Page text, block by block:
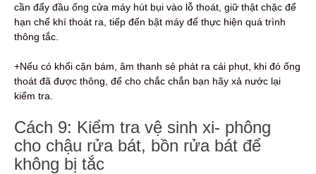
cần đẩy đầu ống cửa máy hút bụi vào lỗ thoát, giữ thật chặc để
hạn chế khí thoát ra, tiếp đến bật máy để thực hiện quá trình
thông tắc.
+Nếu có khối cặn bám, âm thanh sẻ phát ra cái phụt, khi đó ống
thoát đã được thông, để cho chắc chắn bạn hãy xả nước lại
kiểm tra.
Cách 9: Kiểm tra vệ sinh xi- phông
cho chậu rửa bát, bồn rửa bát để
không bị tắc